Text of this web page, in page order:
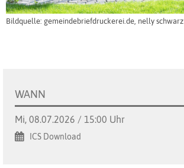
Bildquelle: gemeindebriefdruckerei.de, nelly schwarz
WANN
Mi, 08.07.2026 / 15:00 Uhr
ICS Download